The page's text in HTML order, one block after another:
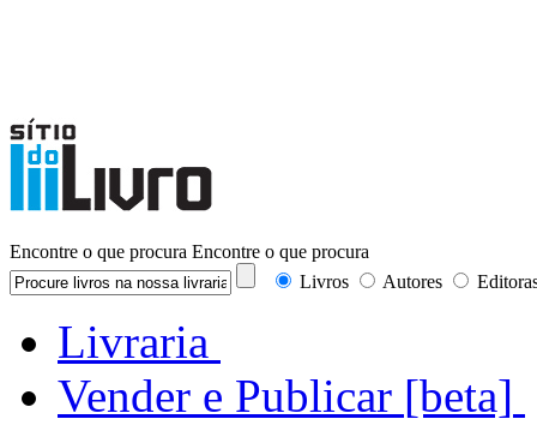
Encontre o que procura Encontre o que procura
Livros
Autores
Livraria
Vender e Publicar [beta]